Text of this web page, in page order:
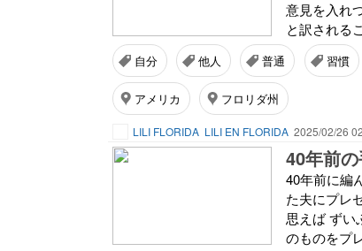
意見を入れ
と訳される
自分 他人 普通 習慣
アメリカ フロリダ州
LILI FLORIDA LILI EN FLORIDA 2025/02/26
40年前
40年前に編
た夫にプレ
思えば ずい
のものをプ